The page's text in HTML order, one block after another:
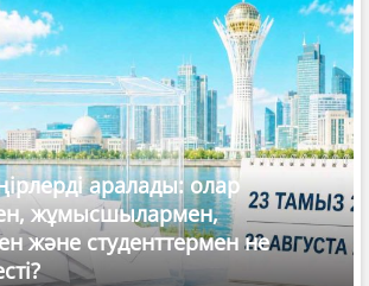
аралады: олар
жұмысшылармен,
және студенттермен не